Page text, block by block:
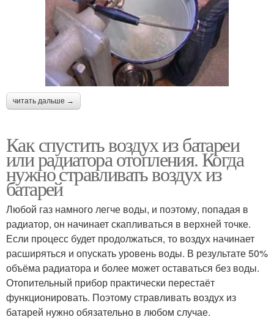
читать дальше →
Как спустить воздух из батареи
или радиатора отопления. Когда
нужно стравливать воздух из
батарей
Любой газ намного легче воды, и поэтому, попадая в
радиатор, он начинает скапливаться в верхней точке.
Если процесс будет продолжаться, то воздух начинает
расширяться и опускать уровень воды. В результате 50%
объёма радиатора и более может оставаться без воды.
Отопительный прибор практически перестаёт
функционировать. Поэтому стравливать воздух из
батарей нужно обязательно в любом случае.